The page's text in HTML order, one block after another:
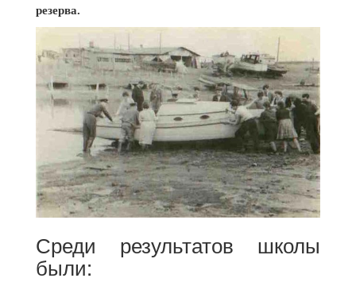
резерва.
Среди результатов школы
были: